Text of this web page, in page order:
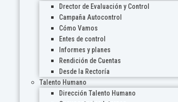
Drector de Evaluación y Control
Campaña Autocontrol
Cómo Vamos
Entes de control
Informes y planes
Rendición de Cuentas
Desde la Rectoría
Talento Humano
Dirección Talento Humano